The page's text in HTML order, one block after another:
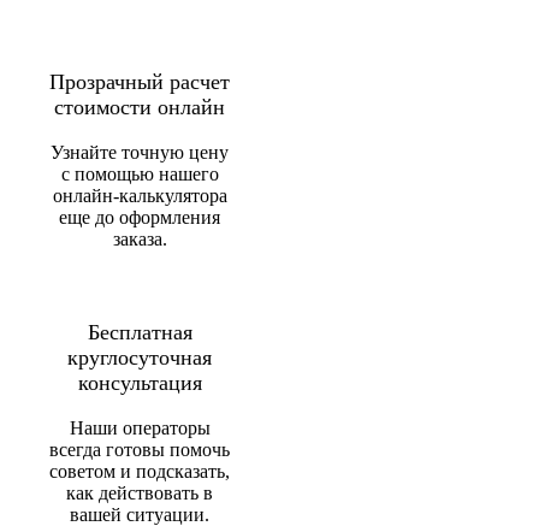
Прозрачный расчет
стоимости онлайн
Узнайте точную цену
с помощью нашего
онлайн-калькулятора
еще до оформления
заказа.
Бесплатная
круглосуточная
консультация
Наши операторы
всегда готовы помочь
советом и подсказать,
как действовать в
вашей ситуации.